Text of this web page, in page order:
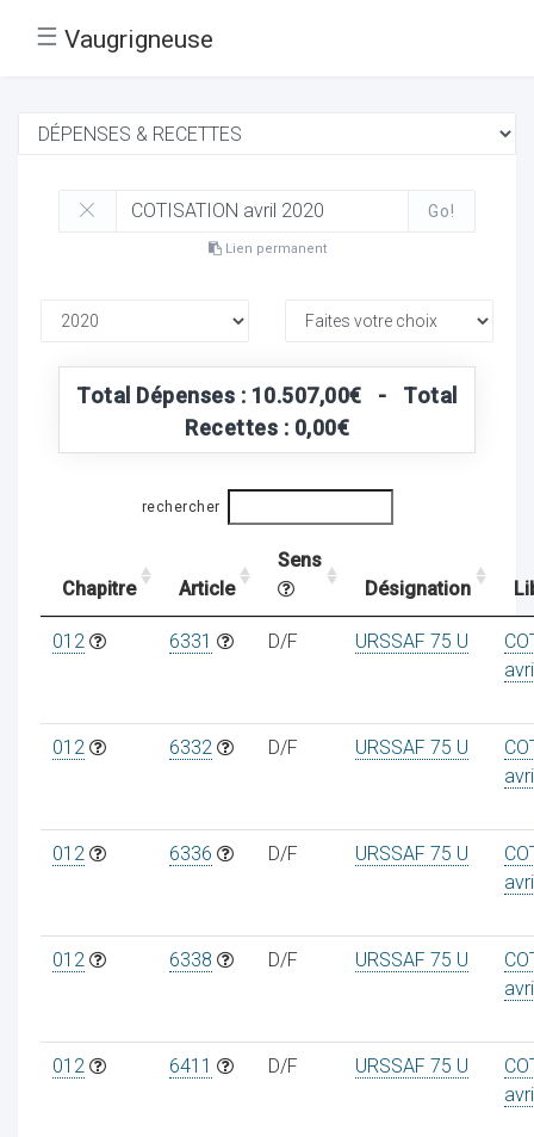
☰ Vaugrigneuse
Go!
Lien permanent
Total Dépenses : 10.507,00€ - Total
Recettes : 0,00€
rechercher
Chapitre Article
Sens
Désignation
012 6331 D/F URSSAF 75 U
012 6332 D/F URSSAF 75 U
012 6336 D/F URSSAF 75 U
012 6338 D/F URSSAF 75 U
012 6411 D/F URSSAF 75 U